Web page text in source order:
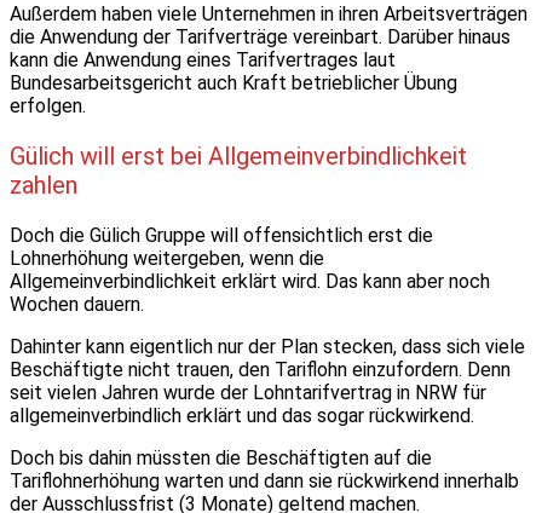
Außerdem haben viele Unternehmen in ihren Arbeitsverträgen
die Anwendung der Tarifverträge vereinbart. Darüber hinaus
kann die Anwendung eines Tarifvertrages laut
Bundesarbeitsgericht auch Kraft betrieblicher Übung
erfolgen.
Gülich will erst bei Allgemeinverbindlichkeit
zahlen
Doch die Gülich Gruppe will offensichtlich erst die
Lohnerhöhung weitergeben, wenn die
Allgemeinverbindlichkeit erklärt wird. Das kann aber noch
Wochen dauern.
Dahinter kann eigentlich nur der Plan stecken, dass sich viele
Beschäftigte nicht trauen, den Tariflohn einzufordern. Denn
seit vielen Jahren wurde der Lohntarifvertrag in NRW für
allgemeinverbindlich erklärt und das sogar rückwirkend.
Doch bis dahin müssten die Beschäftigten auf die
Tariflohnerhöhung warten und dann sie rückwirkend innerhalb
der Ausschlussfrist (3 Monate) geltend machen.